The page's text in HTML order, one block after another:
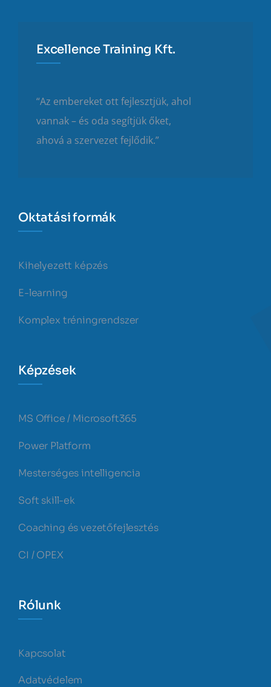
Excellence Training Kft.
“Az embereket ott fejlesztjük, ahol
vannak – és oda segítjük őket,
ahová a szervezet fejlődik.”
Oktatási formák
Kihelyezett képzés
E-learning
Komplex tréningrendszer
Képzések
MS Office / Microsoft365
Power Platform
Mesterséges intelligencia
Soft skill-ek
Coaching és vezetőfejlesztés
CI / OPEX
Rólunk
Kapcsolat
Adatvédelem